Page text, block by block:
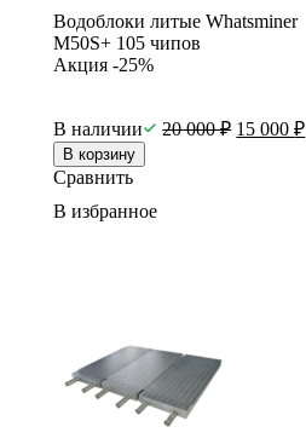
Водоблоки литые Whatsminer
M50S+ 105 чипов
Акция -25%
В наличии 20 000₽ 15 000₽
В корзину
Сравнить
В избранное